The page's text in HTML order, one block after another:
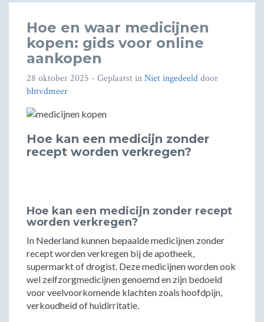
Hoe en waar medicijnen
kopen: gids voor online
aankopen
28 oktober 2025 - Geplaatst inNiet ingedeelddoor
bhtvdmeer
Hoe kan een medicijn zonder
recept worden verkregen?
Hoe kan een medicijn zonder recept
worden verkregen?
In Nederland kunnen bepaalde medicijnen zonder
recept worden verkregen bij de apotheek,
supermarkt of drogist. Deze medicijnen worden ook
wel zelfzorgmedicijnen genoemd en zijn bedoeld
voor veelvoorkomende klachten zoals hoofdpijn,
verkoudheid of huidirritatie.